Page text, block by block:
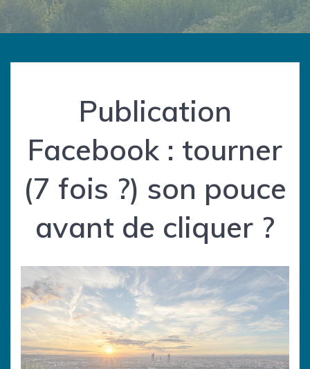
Publication
Facebook : tourner
(7 fois ?) son pouce
avant de cliquer ?